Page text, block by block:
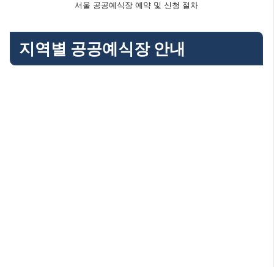
서울 공공예식장 예약 및 신청 절차
지역별 공공예식장 안내